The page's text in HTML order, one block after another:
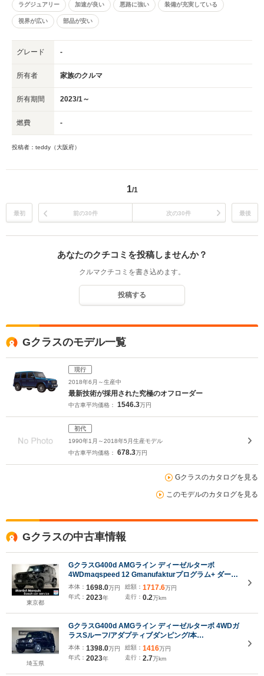
ラグジュアリー 加速が良い 悪路に強い 装備が充実している
視界が広い 部品が安い
グレード -
所有者 家族のクルマ
所有期間 2023/1～
燃費 -
投稿者：teddy（大阪府）
1/1
最初 前の30件 次の30件 最後
あなたのクチコミを投稿しませんか？
クルマクチコミを書き込めます。
投稿する
Gクラスのモデル一覧
現行
2018年6月～生産中
最新技術が採用された究極のオフローダー
中古車平均価格： 1546.3万円
初代
1990年1月～2018年5月生産モデル
中古車平均価格： 678.3万円
Gクラスのカタログを見る
このモデルのカタログを見る
Gクラスの中古車情報
東京都
GクラスG400d AMGライン ディーゼルターボ
4WDmaqspeed 12 Gmanufakturプログラム+ ダーク
ブラック ラグジュアリーPKG アダプティブダンピン
グ 同色スペアタイヤリング シートヒーター/ベンチレ
ーション Burmesterサウンド AppleCarPlay リラク
ゼーションシート
本体： 1698.0万円
年式： 2023年
総額： 1717.6万円
走行： 0.2万km
埼玉県
GクラスG400d AMGライン ディーゼルターボ 4WDガ
ラスSルーフ/アダプティブダンピング/本
革/Burmesterサラウンド/レッドシートベルト/360度
カメラ
本体： 1398.0万円
年式： 2023年
総額： 1416万円
走行： 2.7万km